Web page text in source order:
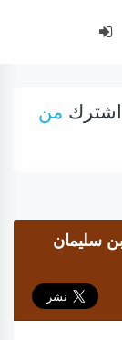
اشترك من
سليمان